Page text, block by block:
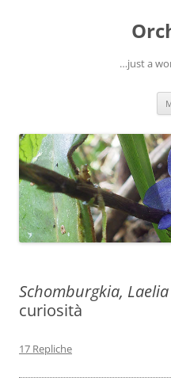
…just a
Schomburgkia,
curiosità
17 Repliche